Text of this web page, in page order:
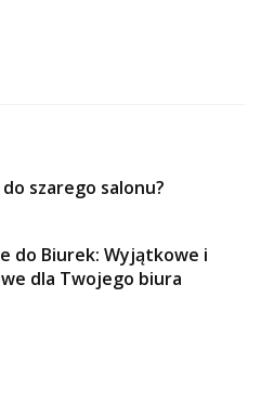
szarego salonu?
do Biurek: Wyjątkowe i
dla Twojego biura